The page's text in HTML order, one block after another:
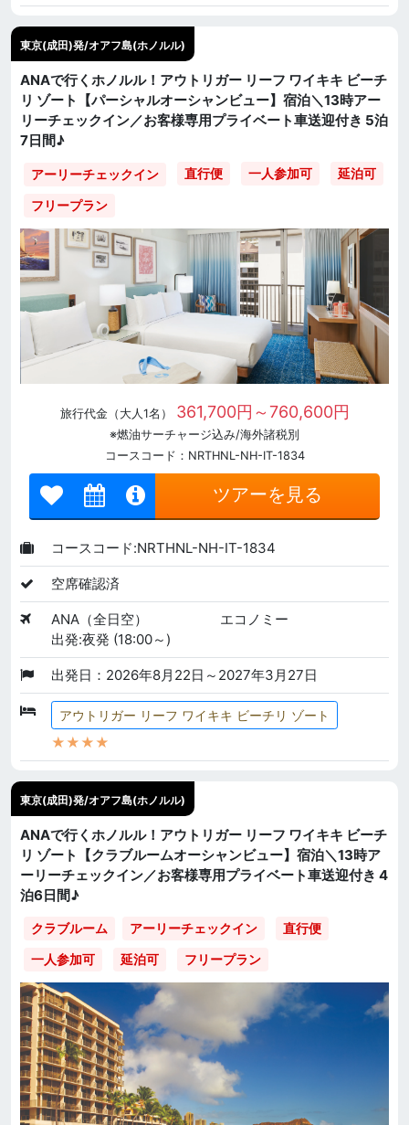
東京(成田)発/オアフ島(ホノルル)
ANAで行くホノルル！アウトリガー リーフ ワイキキ ビーチ
リ ゾート【パーシャルオーシャンビュー】宿泊＼13時アー
リーチェックイン／お客様専用プライベート車送迎付き 5泊
7日間♪
アーリーチェックイン 直行便 一人参加可 延泊可
フリープラン
旅行代金（大人1名） 361,700円～760,600円
※燃油サーチャージ込み/海外諸税別
コースコード：NRTHNL-NH-IT-1834
ツアーを見る
コースコード:NRTHNL-NH-IT-1834
空席確認済
ANA（全日空）
エコノミー
出発:夜発 (18:00～)
出発日：2026年8月22日～2027年3月27日
アウトリガー リーフ ワイキキ ビーチリ ゾート
★★★★
東京(成田)発/オアフ島(ホノルル)
ANAで行くホノルル！アウトリガー リーフ ワイキキ ビーチ
リ ゾート【クラブルームオーシャンビュー】宿泊＼13時ア
ーリーチェックイン／お客様専用プライベート車送迎付き 4
泊6日間♪
クラブルーム アーリーチェックイン 直行便
一人参加可 延泊可 フリープラン